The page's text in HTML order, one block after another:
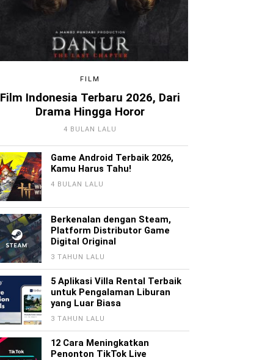
FILM
Film Indonesia Terbaru 2026, Dari
Drama Hingga Horor
4 BULAN LALU
Game Android Terbaik 2026,
Kamu Harus Tahu!
4 BULAN LALU
Berkenalan dengan Steam,
Platform Distributor Game
Digital Original
3 TAHUN LALU
5 Aplikasi Villa Rental Terbaik
untuk Pengalaman Liburan
yang Luar Biasa
3 TAHUN LALU
12 Cara Meningkatkan
Penonton TikTok Live